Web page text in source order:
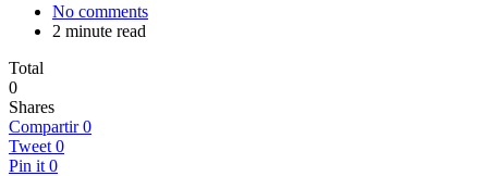
No comments
2 minute read
Total
0
Shares
Compartir 0
Tweet 0
Pin it 0